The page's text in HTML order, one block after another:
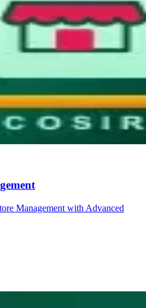
Management with Advanced